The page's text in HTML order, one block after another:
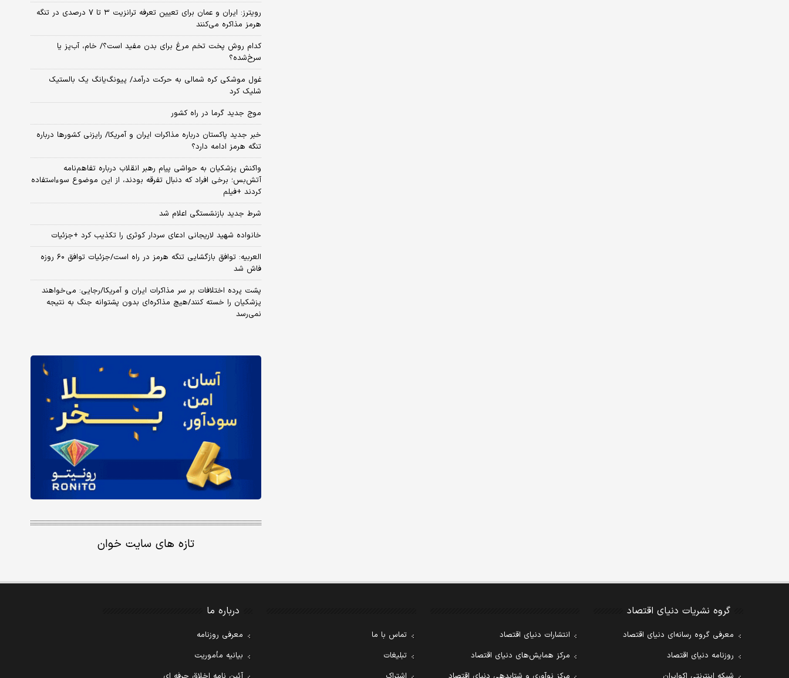
رویترز: ایران و عمان برای تعیین تعرفه ترانزیت ۳ تا ۷ درصدی در تنگه
هرمز مذاکره می‌کنند
کدام روش پخت تخم مرغ برای بدن مفید است؟/ خام، آب‌پز یا
سرخ‌شده؟
غول موشکی کره شمالی به حرکت درآمد/ پیونگ‌یانگ یک بالستیک
شلیک کرد
موج جدید گرما در راه کشور
خبر جدید پاکستان درباره مذاکرات ایران و آمریکا/ رایزنی کشورها درباره
تنگه هرمز ادامه دارد؟
واکنش پزشکیان به حواشی پیام رهبر انقلاب درباره تفاهم‌نامه
آتش‌بس؛ برخی افراد که دنبال تفرقه بودند، از این موضوع سوءاستفاده
کردند +فیلم
شرط جدید بازنشستگی اعلام شد
خانواده شهید لاریجانی ادعای سردار کوثری را تکذیب کرد +جزئیات
العربیه: توافق بازگشایی تنگه هرمز در راه است/جزئیات توافق ۶۰ روزه
فاش شد
پشت پرده اختلافات بر سر مذاکرات ایران و آمریکا/رجایی: می‌خواهند
پزشکیان را خسته کنند/هیچ مذاکره‌ای بدون پشتوانه جنگ به نتیجه
نمی‌رسد
تازه های سایت خوان
گروه نشریات دنیای اقتصاد
معرفی گروه رسانه‌ای دنیای اقتصاد
روزنامه دنیای اقتصاد
انتشارات دنیای اقتصاد
مرکز همایش‌های دنیای اقتصاد
تماس با ما
تبلیغات
درباره ما
معرفی روزنامه
بیانیه مأموریت